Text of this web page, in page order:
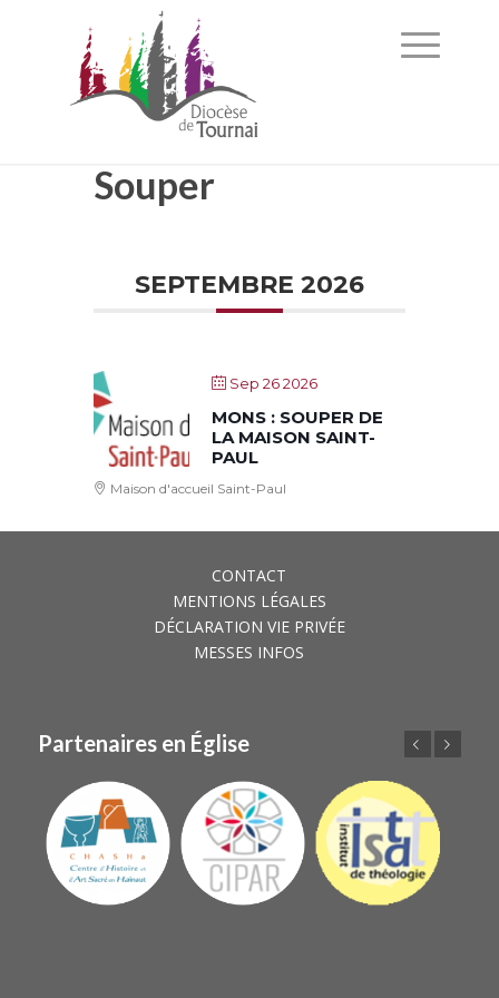
Souper
SEPTEMBRE 2026
Sep 26 2026
MONS : SOUPER DE
LA MAISON SAINT-
PAUL
Maison d'accueil Saint-Paul
CONTACT
MENTIONS LÉGALES
DÉCLARATION VIE PRIVÉE
MESSES INFOS
Partenaires en Église